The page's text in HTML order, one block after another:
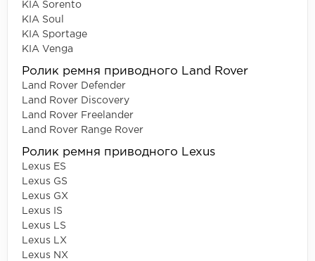
KIA Sorento
KIA Soul
KIA Sportage
KIA Venga
Ролик ремня приводного Land Rover
Land Rover Defender
Land Rover Discovery
Land Rover Freelander
Land Rover Range Rover
Ролик ремня приводного Lexus
Lexus ES
Lexus GS
Lexus GX
Lexus IS
Lexus LS
Lexus LX
Lexus NX